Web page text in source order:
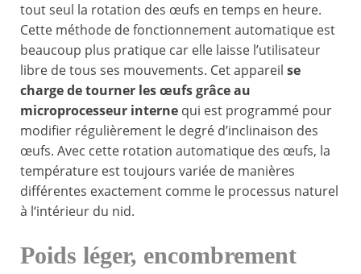
tout seul la rotation des œufs en temps en heure.
Cette méthode de fonctionnement automatique est
beaucoup plus pratique car elle laisse l’utilisateur
libre de tous ses mouvements. Cet appareil se
charge de tourner les œufs grâce au
microprocesseur interne qui est programmé pour
modifier régulièrement le degré d’inclinaison des
œufs. Avec cette rotation automatique des œufs, la
température est toujours variée de manières
différentes exactement comme le processus naturel
à l‘intérieur du nid.
Poids léger, encombrement